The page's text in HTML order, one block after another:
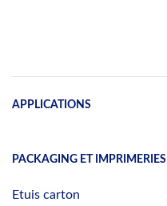
APPLICATIONS
PACKAGING ET IMPRIMERIES
Etuis carton